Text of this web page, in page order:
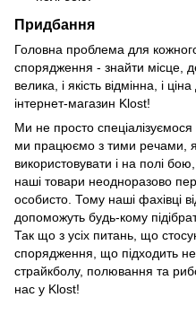
Придбання
Головна проблема для
спорядження - знайти місце, де
велика, і якість відмінна, і
інтернет-магазин Klost!
Ми не просто
ми працюємо з тими речами,
використовувати і на полі
наші товари неодноразово
особисто. Тому наші фахівці
допоможуть будь-кому
Так що з усіх питань, що
спорядження, що підходить
страйкболу, полювання та
нас у Klost!